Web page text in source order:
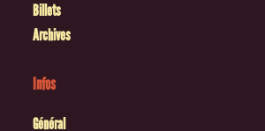
Billets
Archives
Infos
Général